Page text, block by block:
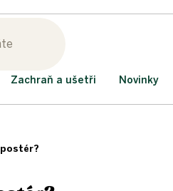
Zachraň a ušetři Novinky